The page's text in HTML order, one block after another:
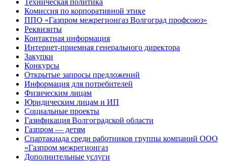
Техническая политика
Комиссия по корпоративной этике
ППО «Газпром межрегионгаз Волгоград профсоюз»
Реквизиты
Контактная информация
Интернет-приемная генерального директора
Закупки
Конкурсы
Открытые запросы предложений
Информация для потребителей
Физическим лицам
Юридическим лицам и ИП
Социальные проекты
Газификация Волгоградской области
Газпром — детям
Спартакиада среди работников группы компаний ООО
«Газпром межрегионгаз
Дополнительные услуги